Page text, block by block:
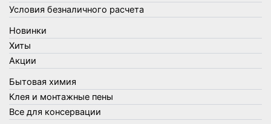
Товары для сада и огорода
Товары для туризма и отдыха
Упаковка
Утеплители и прочее
Фонари, лампы и удлинители
Хозяйственные товары
Швабры, стекломои, черенки и насадки
Шнуры, веревки и шпагаты
Условия безналичного расчета
Новинки
Хиты
Акции
Бытовая химия
Клея и монтажные пены
Все для консервации